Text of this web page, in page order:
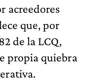
acreedores
que, por
de la LCQ,
propia quiebra